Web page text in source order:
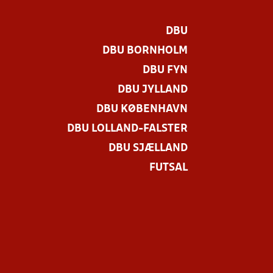
DBU
DBU BORNHOLM
DBU FYN
DBU JYLLAND
DBU KØBENHAVN
DBU LOLLAND-FALSTER
DBU SJÆLLAND
FUTSAL